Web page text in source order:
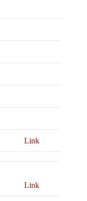
Link
Link